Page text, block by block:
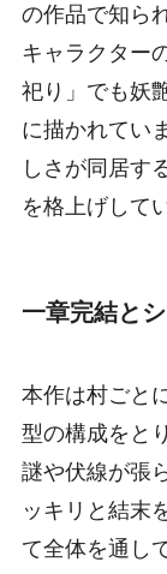
の作品で知ら
キャラクター
祀り」でも妖
に描かれてい
しさが同居す
を格上げして
一章完結と
本作は村ごと
型の構成をと
謎や伏線が張
ッキリと結末
て全体を通し